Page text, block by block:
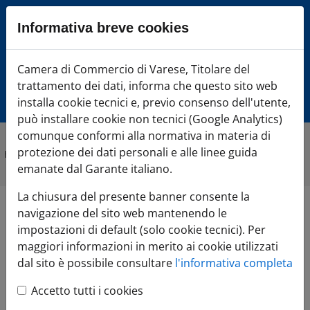
Sezione salto blocchi
Vai alla sezione dedicata alle informazioni correlate
Vai al footer
Camera di Commercio Varese
Home»Comunicazione»Agenda Eventi» EnergEtica 2025
EnergEtica 2025
+
−
Leaflet
20.06.2025
Orario:10:00
Malpensafiere - via XI Settembre, 16, Busto Arsizio
Informativa breve cookies
Camera di Commercio di Varese, Titolare del
trattamento dei dati, informa che questo sito web
installa cookie tecnici e, previo consenso dell'utente,
può installare cookie non tecnici (Google Analytics)
comunque conformi alla normativa in materia di
protezione dei dati personali e alle linee guida
emanate dal Garante italiano.
La chiusura del presente banner consente la
navigazione del sito web mantenendo le
impostazioni di default (solo cookie tecnici). Per
maggiori informazioni in merito ai cookie utilizzati
dal sito è possibile consultare l'informativa completa
Accetto tutti i cookies